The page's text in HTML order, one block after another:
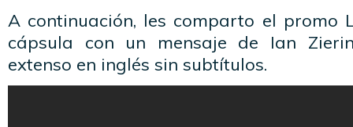
A continuación, les comparto el promo
cápsula con un mensaje de Ian
extenso en inglés sin subtítulos.